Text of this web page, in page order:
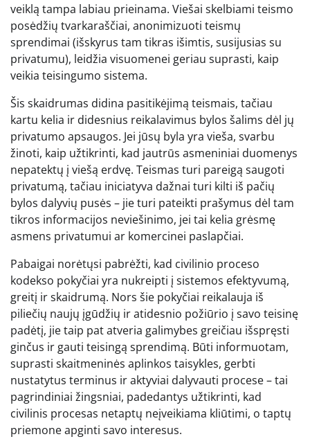
veiklą tampa labiau prieinama. Viešai skelbiami teismo
posėdžių tvarkaraščiai, anonimizuoti teismų
sprendimai (išskyrus tam tikras išimtis, susijusias su
privatumu), leidžia visuomenei geriau suprasti, kaip
veikia teisingumo sistema.
Šis skaidrumas didina pasitikėjimą teismais, tačiau
kartu kelia ir didesnius reikalavimus bylos šalims dėl jų
privatumo apsaugos. Jei jūsų byla yra vieša, svarbu
žinoti, kaip užtikrinti, kad jautrūs asmeniniai duomenys
nepatektų į viešą erdvę. Teismas turi pareigą saugoti
privatumą, tačiau iniciatyva dažnai turi kilti iš pačių
bylos dalyvių pusės – jie turi pateikti prašymus dėl tam
tikros informacijos neviešinimo, jei tai kelia grėsmę
asmens privatumui ar komercinei paslapčiai.
Pabaigai norėtųsi pabrėžti, kad civilinio proceso
kodekso pokyčiai yra nukreipti į sistemos efektyvumą,
greitį ir skaidrumą. Nors šie pokyčiai reikalauja iš
piliečių naujų įgūdžių ir atidesnio požiūrio į savo teisinę
padėtį, jie taip pat atveria galimybes greičiau išspręsti
ginčus ir gauti teisingą sprendimą. Būti informuotam,
suprasti skaitmeninės aplinkos taisykles, gerbti
nustatytus terminus ir aktyviai dalyvauti procese – tai
pagrindiniai žingsniai, padedantys užtikrinti, kad
civilinis procesas netaptų neįveikiama kliūtimi, o taptų
priemone apginti savo interesus.